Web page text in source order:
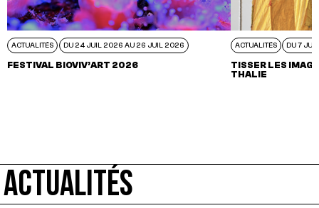
ACTUALITÉS DU 24 JUIL 2026 AU 26 JUIL 2026
FESTIVAL BIOVIV’ART 2026
ACTUALITÉS DU 7
TISSER LES
THALIE
ACTUALITÉS